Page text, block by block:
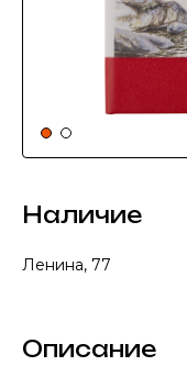
Наличие
Ленина, 77
Описание